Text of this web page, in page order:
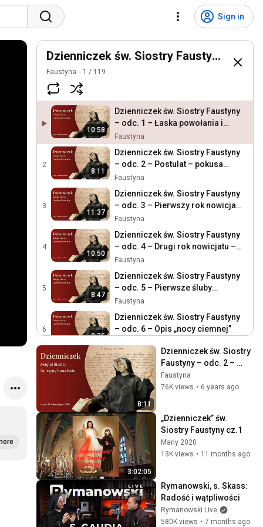
Sign in
Dzienniczek św. Siostry Faustyny
Faustyna 1 / 119
10:58
Dzienniczek św. Siostry Faustyny
– odc. 1 – Łaska powołania i
wstąpienie do klasztoru
Faustyna
2
8:11
Dzienniczek św. Siostry Faustyny
– odc. 2 – Postulat – pokusa
opuszczenia klasztoru – wizja
Faustyna
3
11:37
Dzienniczek św. Siostry Faustyny
– odc. 3 – Pierwszy rok nowicjatu
– początek biernej nocy zmysłów
Faustyna
4
10:50
Dzienniczek św. Siostry Faustyny
– odc. 4 – Drugi rok nowicjatu –
sen o św. Teresie
Faustyna
5
8:47
Dzienniczek św. Siostry Faustyny
– odc. 5 – Pierwsze śluby
zakonne
Faustyna
6
9:35
Dzienniczek św. Siostry Faustyny
– odc. 6 – Opis „nocy ciemnej”
7
9:26
Dzienniczek św. Siostry Faustyny
– odc. 7 – Stan duszy po
„ciemnej nocy”
Faustyna
8
9:07
Dzienniczek św. Siostry Faustyny
– odc. 8 – Juniorat – dom
główny w Warszawie
Faustyna
9
8:59
Dzienniczek św. Siostry Faustyny
– odc. 9 – Pierwszy pobyt w
Wilnie i pobyt w Kiekrzu
Faustyna
8:29
Dzienniczek św. Siostry Faustyny
– odc. 10 – Objawienie obrazu i
święta Miłosierdzia
Faustyna
Dzienniczek św. Siostry Faustyny
8:11
Dzienniczek św. Siostry
Faustyny – odc. 2 –
Postulat – pokusa
opuszczenia klasztoru
Faustyna
76K views • 6 years ago
3:02:05
„Dzienniczek” św.
Siostry Faustyny cz.1
Many 2020
13K views • 11 months ago
Rymanowski, s. Skass:
Radość i wątpliwości
Rymanowski Live
580K views • 7 months ago